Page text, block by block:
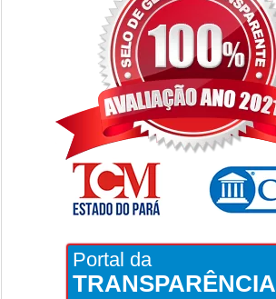
Portal da
TRANSPARÊNCIA